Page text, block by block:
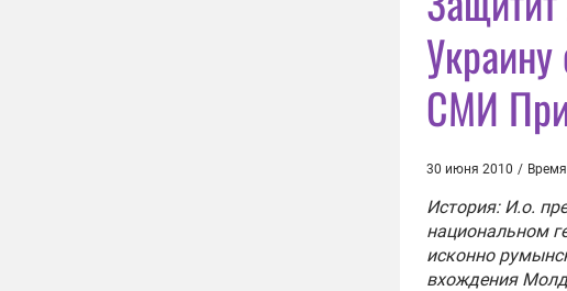
СМИ
30 июня 2010 /
История: И.о.
национальном
исконно
вхождения